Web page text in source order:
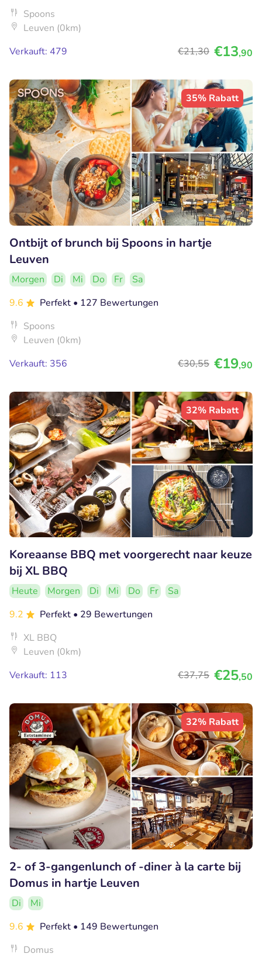
Spoons
Leuven (0km)
Verkauft: 479
€21,30 €13,90
35% Rabatt
Ontbijt of brunch bij Spoons in hartje
Leuven
Morgen Di Mi Do Fr
Sa
9.6
Perfekt • 127 Bewertungen
Spoons
Leuven (0km)
Verkauft: 356
€30,55 €19,90
32% Rabatt
Koreaanse BBQ met voorgerecht naar keuze
bij XL BBQ
Heute Morgen Di Mi Do Fr
Sa
9.2
Perfekt • 29 Bewertungen
XL BBQ
Leuven (0km)
Verkauft: 113
€37,75 €25,50
32% Rabatt
2- of 3-gangenlunch of -diner à la carte bij
Domus in hartje Leuven
Di
Mi
9.6
Perfekt • 149 Bewertungen
Domus